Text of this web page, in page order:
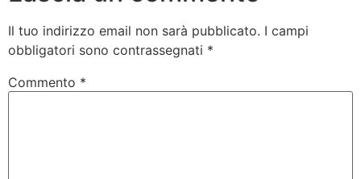
Il tuo indirizzo email non sarà pubblicato. I campi
obbligatori sono contrassegnati *
Commento *